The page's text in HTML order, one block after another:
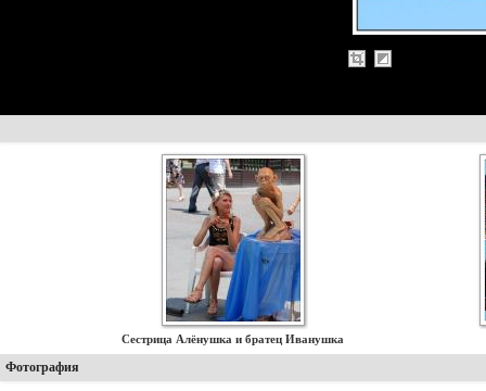
Сестрица Алёнушка и братец Иванушка
Фотография